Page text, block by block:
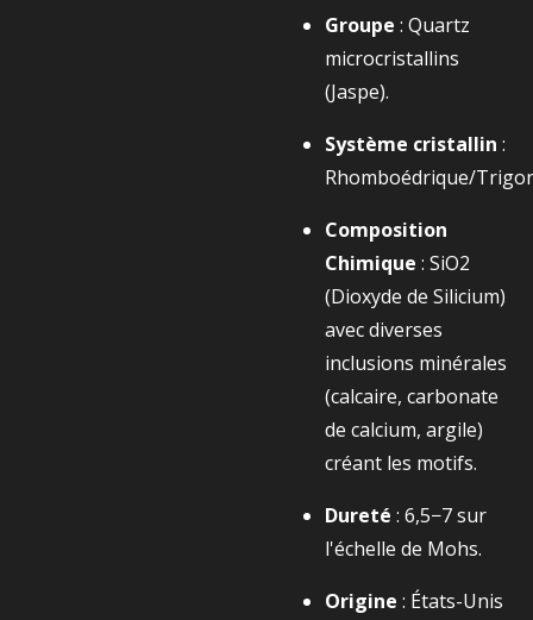
Groupe : Quartz
microcristallins
(Jaspe).
Système cristallin :
Rhomboédrique/
Composition
Chimique : SiO2​
(Dioxyde de Silicium)
avec diverses
inclusions minérales
(calcaire, carbonate
de calcium, argile)
créant les motifs.
Dureté : 6,5−7sur
l'échelle de Mohs.
Origine : États-Unis